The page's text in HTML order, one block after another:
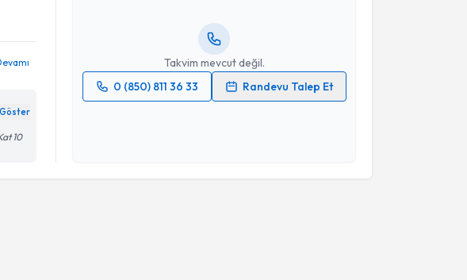
10
Takvim mevcut değil.
0 (850) 811 36 33
Randevu Talep Et